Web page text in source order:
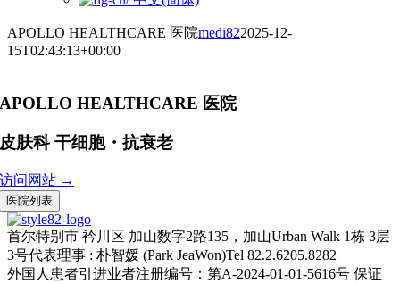
APOLLO HEALTHCARE 医院medi822025-12-
15T02:43:13+00:00
APOLLO HEALTHCARE 医院
皮肤科 干细胞・抗衰老
访问网站 →
医院列表
首尔特别市 衿川区 加山数字2路135，加山Urban Walk 1栋 3层
3号代表理事 : 朴智媛 (Park JeaWon)Tel 82.2.6205.8282
外国人患者引进业者注册编号：第A-2024-01-01-5616号 保证